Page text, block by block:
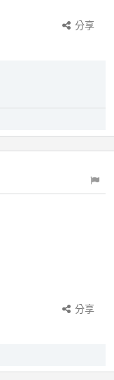
分享
分享